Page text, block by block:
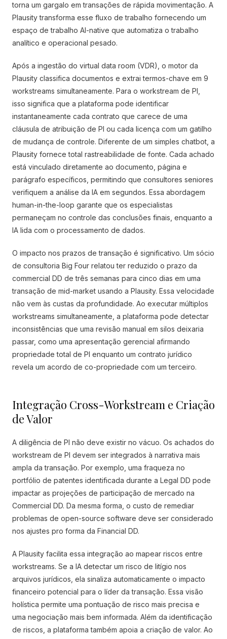
torna um gargalo em transações de rápida movimentação. A
Plausity transforma esse fluxo de trabalho fornecendo um
espaço de trabalho AI-native que automatiza o trabalho
analítico e operacional pesado.
Após a ingestão do virtual data room (VDR), o motor da
Plausity classifica documentos e extrai termos-chave em 9
workstreams simultaneamente. Para o workstream de PI,
isso significa que a plataforma pode identificar
instantaneamente cada contrato que carece de uma
cláusula de atribuição de PI ou cada licença com um gatilho
de mudança de controle. Diferente de um simples chatbot, a
Plausity fornece total rastreabilidade de fonte. Cada achado
está vinculado diretamente ao documento, página e
parágrafo específicos, permitindo que consultores seniores
verifiquem a análise da IA em segundos. Essa abordagem
human-in-the-loop garante que os especialistas
permaneçam no controle das conclusões finais, enquanto a
IA lida com o processamento de dados.
O impacto nos prazos de transação é significativo. Um sócio
de consultoria Big Four relatou ter reduzido o prazo da
commercial DD de três semanas para cinco dias em uma
transação de mid-market usando a Plausity. Essa velocidade
não vem às custas da profundidade. Ao executar múltiplos
workstreams simultaneamente, a plataforma pode detectar
inconsistências que uma revisão manual em silos deixaria
passar, como uma apresentação gerencial afirmando
propriedade total de PI enquanto um contrato jurídico
revela um acordo de co-propriedade com um terceiro.
Integração Cross-Workstream e Criação
de Valor
A diligência de PI não deve existir no vácuo. Os achados do
workstream de PI devem ser integrados à narrativa mais
ampla da transação. Por exemplo, uma fraqueza no
portfólio de patentes identificada durante a Legal DD pode
impactar as projeções de participação de mercado na
Commercial DD. Da mesma forma, o custo de remediar
problemas de open-source software deve ser considerado
nos ajustes pro forma da Financial DD.
A Plausity facilita essa integração ao mapear riscos entre
workstreams. Se a IA detectar um risco de litígio nos
arquivos jurídicos, ela sinaliza automaticamente o impacto
financeiro potencial para o líder da transação. Essa visão
holística permite uma pontuação de risco mais precisa e
uma negociação mais bem informada. Além da identificação
de riscos, a plataforma também apoia a criação de valor. Ao